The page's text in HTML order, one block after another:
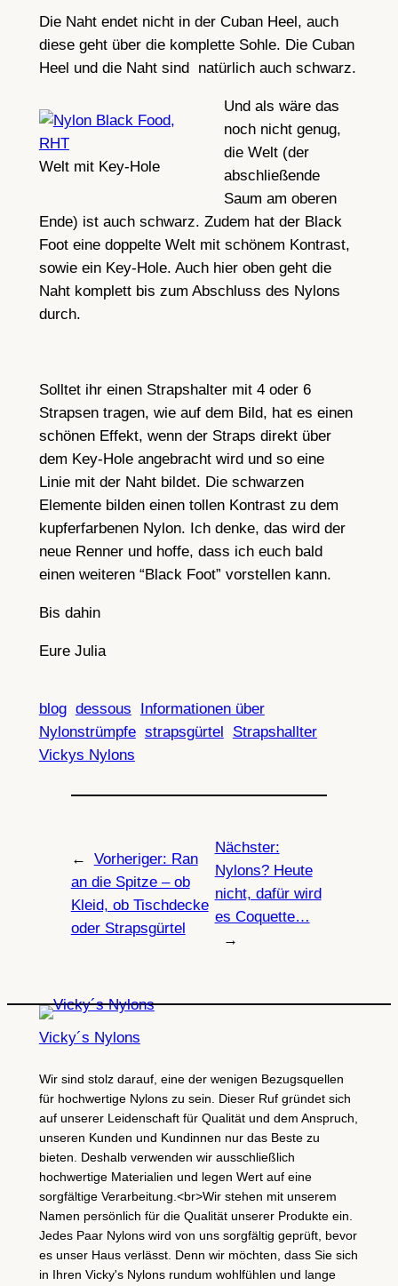
Die Naht endet nicht in der Cuban Heel, auch
diese geht über die komplette Sohle. Die Cuban
Heel und die Naht sind natürlich auch schwarz.
Welt mit Key-Hole
Und als wäre das
noch nicht genug,
die Welt (der
abschließende
Saum am oberen
Ende) ist auch schwarz. Zudem hat der Black
Foot eine doppelte Welt mit schönem Kontrast,
sowie ein Key-Hole. Auch hier oben geht die
Naht komplett bis zum Abschluss des Nylons
durch.
Solltet ihr einen Strapshalter mit 4 oder 6
Strapsen tragen, wie auf dem Bild, hat es einen
schönen Effekt, wenn der Straps direkt über
dem Key-Hole angebracht wird und so eine
Linie mit der Naht bildet. Die schwarzen
Elemente bilden einen tollen Kontrast zu dem
kupferfarbenen Nylon. Ich denke, das wird der
neue Renner und hoffe, dass ich euch bald
einen weiteren “Black Foot” vorstellen kann.
Bis dahin
Eure Julia
blog dessous
Informationen über
Nylonstrümpfe strapsgürtel
Strapshallter
Vickys Nylons
← Vorheriger: Ran
an die Spitze – ob
Kleid, ob Tischdecke
oder Strapsgürtel
Nächster:
Nylons? Heute
nicht, dafür wird
es Coquette…
→
Vicky´s Nylons
Wir sind stolz darauf, eine der wenigen Bezugsquellen
für hochwertige Nylons zu sein. Dieser Ruf gründet sich
auf unserer Leidenschaft für Qualität und dem Anspruch,
unseren Kunden und Kundinnen nur das Beste zu
bieten. Deshalb verwenden wir ausschließlich
hochwertige Materialien und legen Wert auf eine
sorgfältige Verarbeitung.<br>Wir stehen mit unserem
Namen persönlich für die Qualität unserer Produkte ein.
Jedes Paar Nylons wird von uns sorgfältig geprüft, bevor
es unser Haus verlässt. Denn wir möchten, dass Sie sich
in Ihren Vicky's Nylons rundum wohlfühlen und lange